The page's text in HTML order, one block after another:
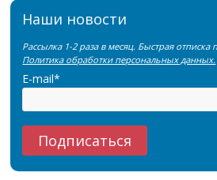
Наши новости
Рассылка 1-2 раза в месяц. Быстрая отписка
Политика обработки персональных данных.
E-mail*